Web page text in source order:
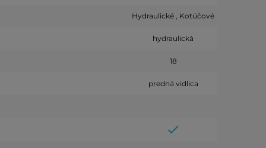
Hydraulické , Kotúčové
hydraulická
18
predná vidlica